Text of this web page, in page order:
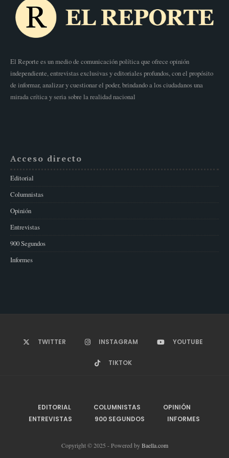
El Reporte es un medio de comunicación política que ofrece opinión
independiente, entrevistas exclusivas y editoriales profundos, con el propósito
de informar, analizar y cuestionar el poder, brindando a los ciudadanos una
mirada crítica y seria sobre la realidad nacional
Acceso directo
Editorial
Columnistas
Opinión
Entrevistas
900 Segundos
Informes
TWITTER INSTAGRAM YOUTUBE
TIKTOK
EDITORIAL COLUMNISTAS
OPINIÓN
ENTREVISTAS
900 SEGUNDOS INFORMES
Copyright © 2025 - Powered byBaella.com